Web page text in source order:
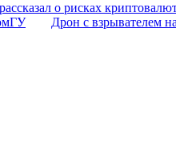
о рисках
Дрон с взрывателем